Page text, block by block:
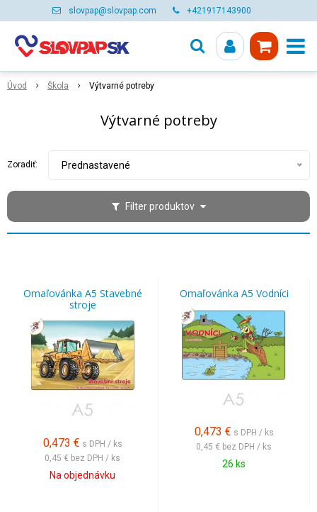
slovpap@slovpap.com +421917143900
Úvod Škola Výtvarné potreby
Výtvarné potreby
Filter produktov
Zoradiť: Prednastavené
Omaľovánka A5 Stavebné
stroje
0,473 € s DPH / ks
0,45 € bez DPH / ks
Na objednávku
Omaľovánka A5 Vodníci
0,473 € s DPH / ks
0,45 € bez DPH / ks
26 ks